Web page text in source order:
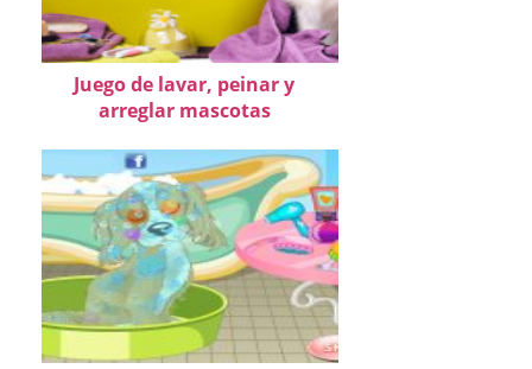
Juego de lavar, peinar y
arreglar mascotas